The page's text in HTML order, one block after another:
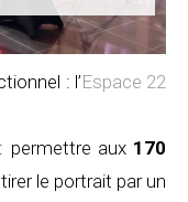
: l’Espace 22
permettre aux 170
le portrait par un